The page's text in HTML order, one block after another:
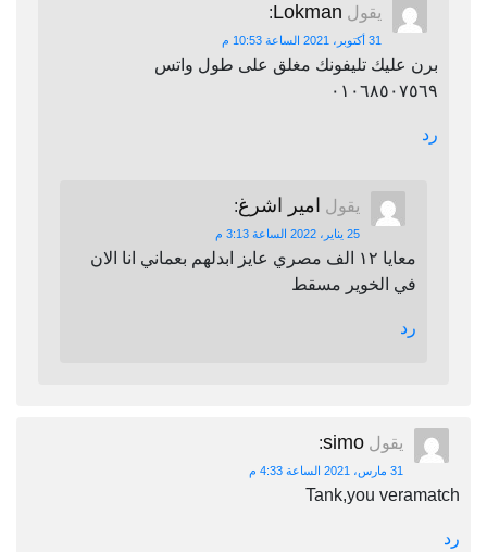
يقول Lokman
:
31 أكتوبر، 2021 الساعة 10:53 م
برن عليك تليفونك مغلق على طول واتس
٠١٠٦٨٥٠٧٥٦٩
رد
يقول امير اشرغ:
25 يناير، 2022 الساعة 3:13 م
معايا ١٢ الف مصري عايز ابدلهم بعماني انا الان
في الخوير مسقط
رد
يقول simo
:
31 مارس، 2021 الساعة 4:33 م
Tank,you veramatch
رد